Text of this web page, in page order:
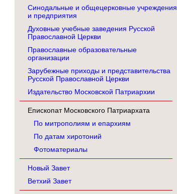
Синодальные и общецерковные учреждения
и предприятия
Духовные учебные заведения Русской
Православной Церкви
Православные образовательные
организации
Зарубежные приходы и представительства
Русской Православной Церкви
Издательство Московской Патриархии
Епископат Московского Патриархата
По митрополиям и епархиям
По датам хиротоний
Фотоматериалы
Новый Завет
Ветхий Завет